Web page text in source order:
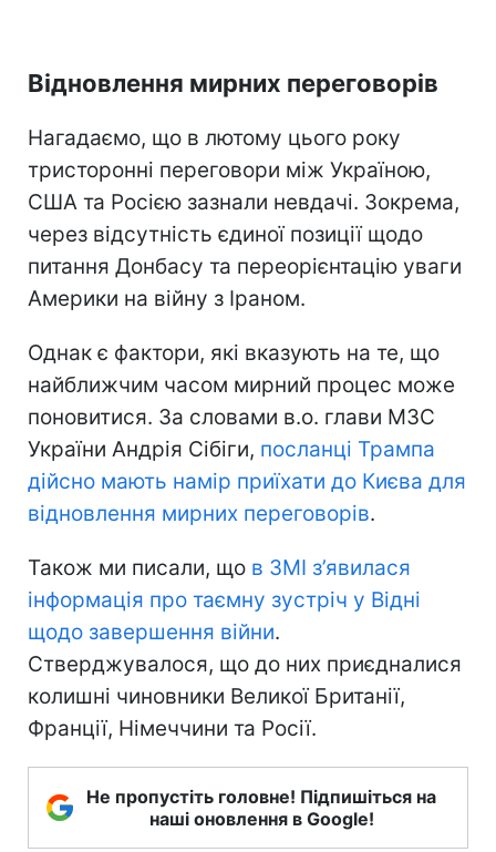
Відновлення мирних переговорів
Нагадаємо, що в лютому цього року
тристоронні переговори між Україною,
США та Росією зазнали невдачі. Зокрема,
через відсутність єдиної позиції щодо
питання Донбасу та переорієнтацію уваги
Америки на війну з Іраном.
Однак є фактори, які вказують на те, що
найближчим часом мирний процес може
поновитися. За словами в.о. глави МЗС
України Андрія Сібіги, посланці Трампа
дійсно мають намір приїхати до Києва для
відновлення мирних переговорів.
Також ми писали, що в ЗМІ з’явилася
інформація про таємну зустріч у Відні
щодо завершення війни.
Стверджувалося, що до них приєдналися
колишні чиновники Великої Британії,
Франції, Німеччини та Росії.
Не пропустіть головне! Підпишіться на
наші оновлення в Google!